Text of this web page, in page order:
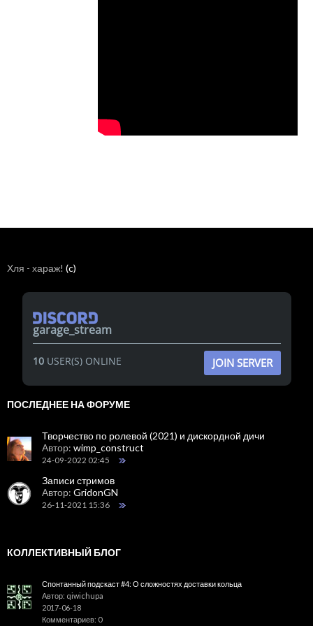
Хля - хараж! (c)
garage_stream
10USER(S) ONLINE JOIN SERVER
ПОСЛЕДНЕЕ НА ФОРУМЕ
Творчество по ролевой (2021) и дискордной дичи
Автор: wimp_construct
24-09-2022 02:45
Записи стримов
Автор: GridonGN
26-11-2021 15:36
КОЛЛЕКТИВНЫЙ БЛОГ
Спонтанный подскаст #4: О сложностях доставки кольца
Автор: qiwichupa
2017-06-18
Комментариев: 0